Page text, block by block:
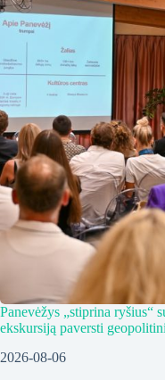
Panevėžys „stiprina ryšius“
ekskursiją paversti
2026-08-06